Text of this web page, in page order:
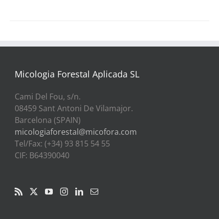
Micologia Forestal Aplicada SL
Cami Del Fou, s/n.
08459 Sant Antoni De Vilamajor.
Barcelona (SPAIN)
micologiaforestal@micofora.com
Tel/Fax: (+34) 93 815 54 55
CIF: B64390040